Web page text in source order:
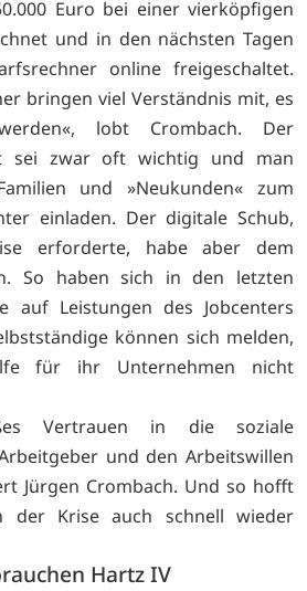
Euro bei einer vierköpfigen
und in den nächsten Tagen
online freigeschaltet.
bringen viel Verständnis mit, es
lobt Crombach. Der
sei zwar oft wichtig und man
und »Neukunden« zum
einladen. Der digitale Schub,
erforderte, habe aber dem
So haben sich in den letzten
auf Leistungen des Jobcenters
können sich melden,
für ihr Unternehmen nicht
Vertrauen in die soziale
und den Arbeitswillen
Jürgen Crombach. Und so hofft
der Krise auch schnell wieder
Hartz IV